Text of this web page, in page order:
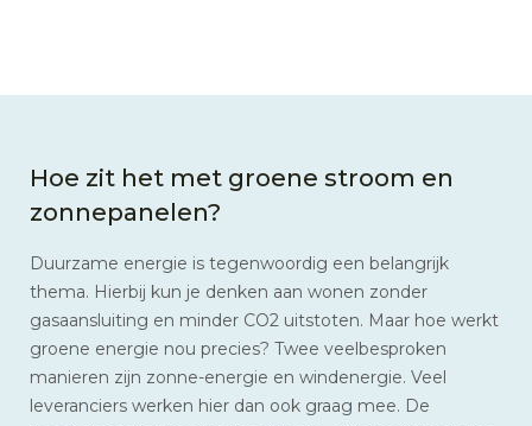
Hoe zit het met groene stroom en
zonnepanelen?
Duurzame energie is tegenwoordig een belangrijk
thema. Hierbij kun je denken aan wonen zonder
gasaansluiting en minder CO2 uitstoten. Maar hoe werkt
groene energie nou precies? Twee veelbesproken
manieren zijn zonne-energie en windenergie. Veel
leveranciers werken hier dan ook graag mee. De